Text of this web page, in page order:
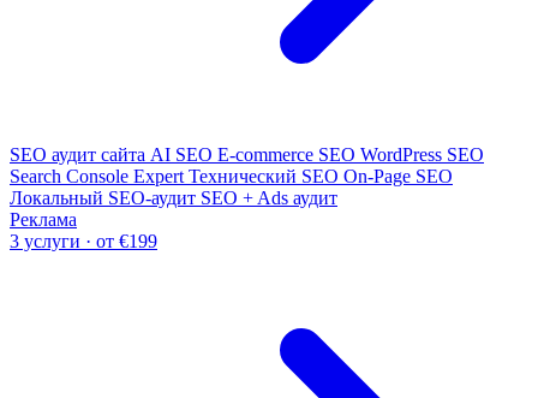
SEO аудит сайта AI SEO E-commerce SEO WordPress SEO
Search Console Expert Технический SEO On-Page SEO
Локальный SEO-аудит SEO + Ads аудит
Реклама
3 услуги · от €199